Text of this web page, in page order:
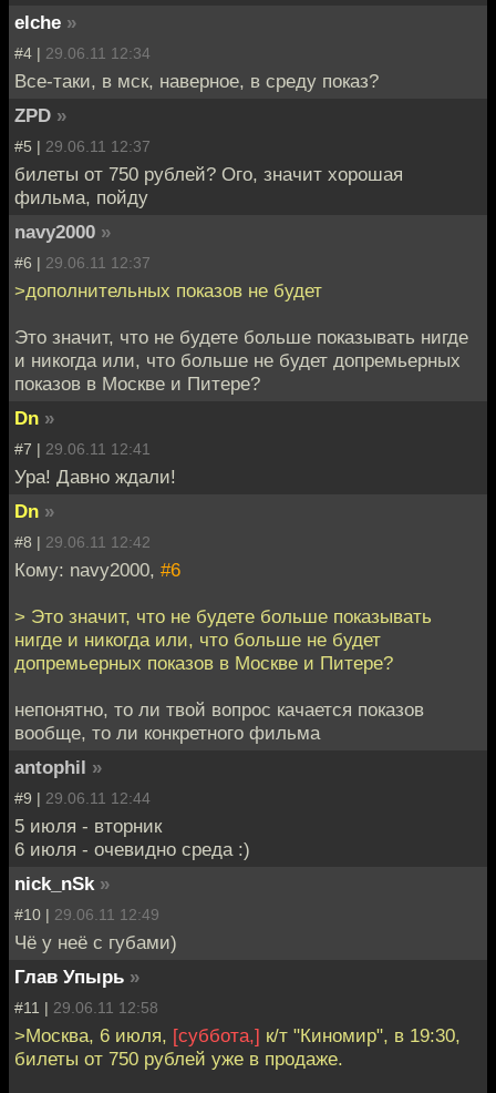
elche »
#4 | 29.06.11 12:34
Все-таки, в мск, наверное, в среду показ?
ZPD »
#5 | 29.06.11 12:37
билеты от 750 рублей? Ого, значит хорошая
фильма, пойду
navy2000 »
#6 | 29.06.11 12:37
>дополнительных показов не будет
Это значит, что не будете больше показывать нигде
и никогда или, что больше не будет допремьерных
показов в Москве и Питере?
Dn »
#7 | 29.06.11 12:41
Ура! Давно ждали!
Dn »
#8 | 29.06.11 12:42
Кому: navy2000, #6
> Это значит, что не будете больше показывать
нигде и никогда или, что больше не будет
допремьерных показов в Москве и Питере?
непонятно, то ли твой вопрос качается показов
вообще, то ли конкретного фильма
antophil »
#9 | 29.06.11 12:44
5 июля - вторник
6 июля - очевидно среда :)
nick_nSk »
#10 | 29.06.11 12:49
Чё у неё с губами)
Глав Упырь »
#11 | 29.06.11 12:58
>Москва, 6 июля, [суббота,] к/т "Киномир", в 19:30,
билеты от 750 рублей уже в продаже.